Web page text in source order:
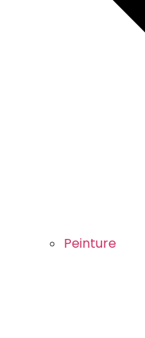
Peinture